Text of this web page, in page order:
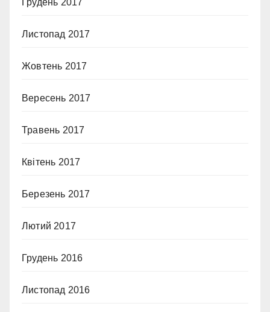
Листопад 2017
Жовтень 2017
Вересень 2017
Травень 2017
Квітень 2017
Березень 2017
Лютий 2017
Грудень 2016
Листопад 2016